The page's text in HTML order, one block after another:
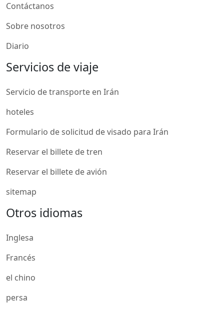
Contáctanos
Sobre nosotros
Diario
Servicios de viaje
Servicio de transporte en Irán
hoteles
Formulario de solicitud de visado para Irán
Reservar el billete de tren
Reservar el billete de avión
sitemap
Otros idiomas
Inglesa
Francés
el chino
persa